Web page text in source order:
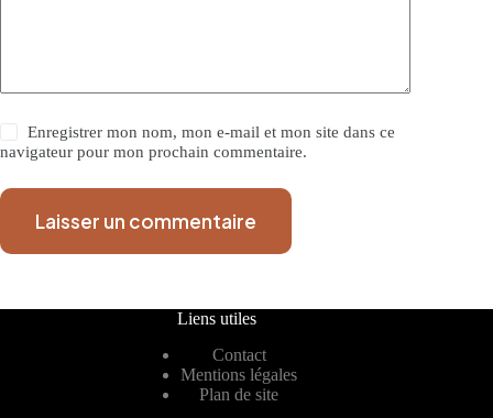
Enregistrer mon nom, mon e-mail et mon site dans ce
navigateur pour mon prochain commentaire.
Laisser un commentaire
Liens utiles
Contact
Mentions légales
Plan de site